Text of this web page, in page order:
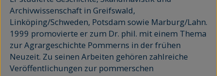
Archivwissenschaft in Greifswald,
Linköping/Schweden, Potsdam sowie Marburg/Lahn.
1999 promovierte er zum Dr. phil. mit einem Thema
zur Agrargeschichte Pommerns in der frühen
Neuzeit. Zu seinen Arbeiten gehören zahlreiche
Veröffentlichungen zur pommerschen